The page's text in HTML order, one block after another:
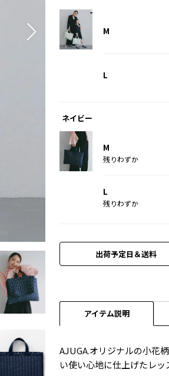
M
L
ネイビー
M
残りわずか
L
残りわずか
出荷予定日＆送料
アイテム説明
AJUGA.オリジナルの小花
い使い心地に仕上げたレッ